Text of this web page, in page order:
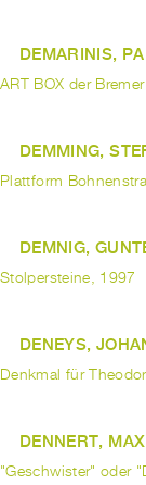
DEMARINIS,
ART BOX der
DEMMING,
Plattform
DEMNIG,
Stolpersteine, 1997
DENEYS,
Denkmal für
DENNERT, MAX
"Geschwister" oder